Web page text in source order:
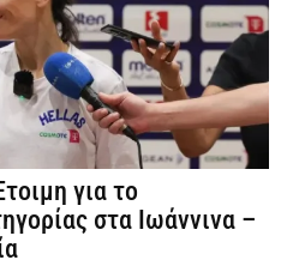
για το
στα Ιωάννινα –